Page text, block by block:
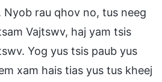
Nyob rau qhov no, tus neeg
Vajtswv, haj yam tsis
Yog yus tsis paub yus
xam hais tias yus tus kheej